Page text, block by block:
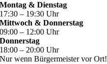
Montag & Dienstag
17:30 – 19:30 Uhr
Mittwoch & Donnerstag
09:00 – 12:00 Uhr
Donnerstag
18:00 – 20:00 Uhr
Nur wenn Bürgermeister vor Ort!